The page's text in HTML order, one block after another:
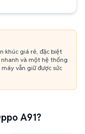
khúc giá rẻ, đặc biệt
và một hệ thống
vẫn giữ được sức
A91?